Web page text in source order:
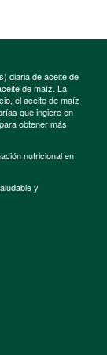
diaria de aceite de
de maíz. La
el aceite de maíz
que ingiere en
obtener más
nutricional en
y